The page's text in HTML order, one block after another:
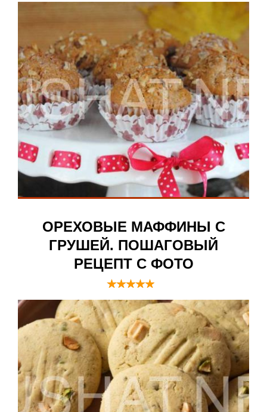
ОРЕХОВЫЕ МАФФИНЫ С
ГРУШЕЙ. ПОШАГОВЫЙ
РЕЦЕПТ С ФОТО